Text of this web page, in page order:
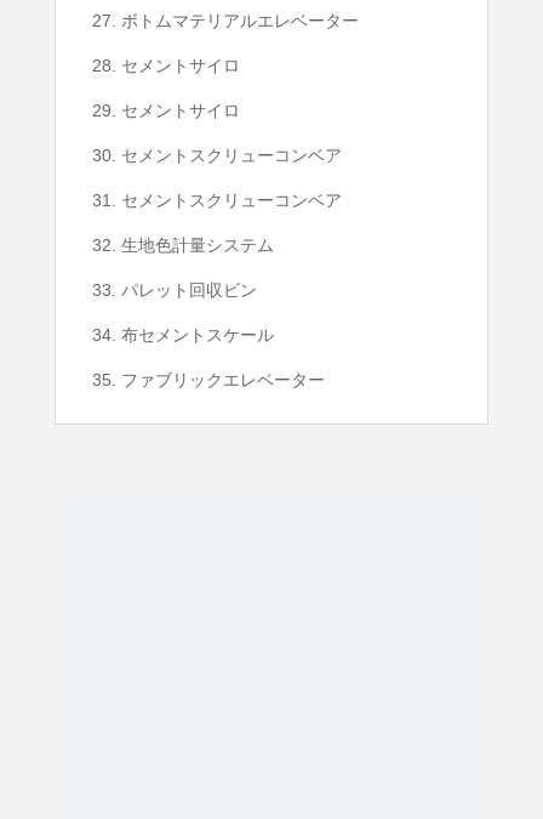
27. ボトムマテリアルエレベーター
28. セメントサイロ
29. セメントサイロ
30. セメントスクリューコンベア
31. セメントスクリューコンベア
32. 生地色計量システム
33. パレット回収ビン
34. 布セメントスケール
35. ファブリックエレベーター